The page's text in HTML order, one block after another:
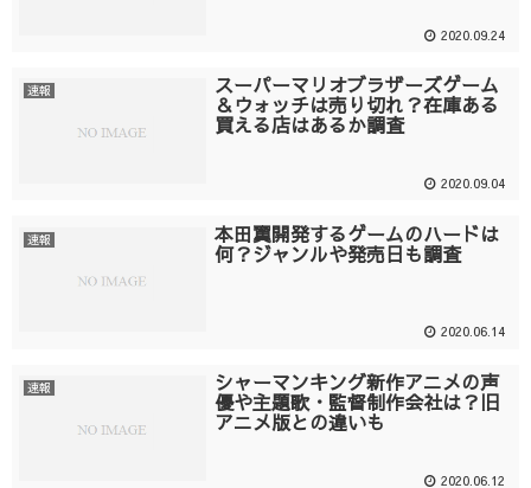
2020.09.24
速報 スーパーマリオブラザーズゲーム
＆ウォッチは売り切れ？在庫ある
買える店はあるか調査
2020.09.04
速報 本田翼開発するゲームのハードは
何？ジャンルや発売日も調査
2020.06.14
速報 シャーマンキング新作アニメの声
優や主題歌・監督制作会社は？旧
アニメ版との違いも
2020.06.12